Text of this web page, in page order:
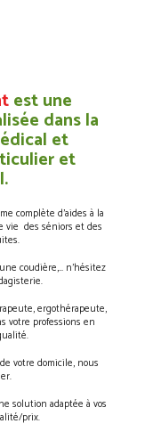
est une
dans la
et
et
complète d’aides à la
vie des séniors et des
coudière,… n’hésitez
ergothérapeute,
votre professions en
votre domicile, nous
solution adaptée à vos
prix.